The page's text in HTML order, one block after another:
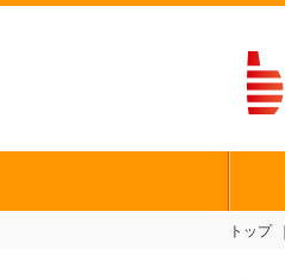
トップ